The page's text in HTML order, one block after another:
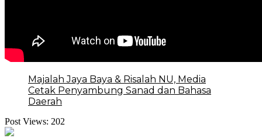
Majalah Jaya Baya & Risalah NU, Media
Cetak Penyambung Sanad dan Bahasa
Daerah
Post Views: 202